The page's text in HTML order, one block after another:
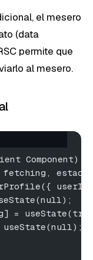
el mesero
(data
permite que
al mesero.
Component)
fetching,
=